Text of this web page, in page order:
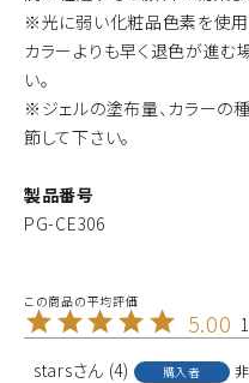
※光に弱い化粧品色素を使用
カラーよりも早く退色が進む
い。
※ジェルの塗布量、カラーの
節して下さい。
製品番号
PG-CE306
5.00 1
stars
4 購入者